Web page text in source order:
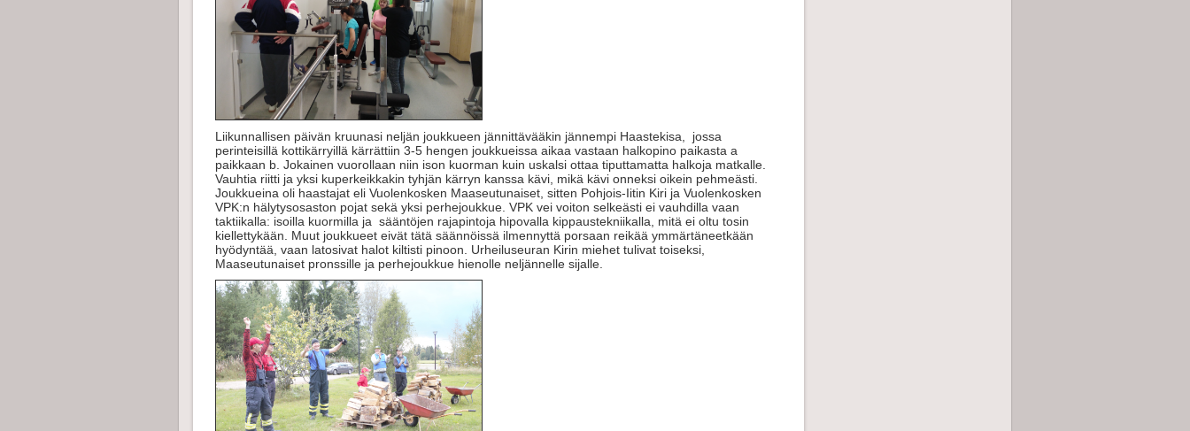
Liikunnallisen päivän kruunasi neljän joukkueen jännittävääkin jännempi Haastekisa, jossa
perinteisillä kottikärryillä kärrättiin 3-5 hengen joukkueissa aikaa vastaan halkopino paikasta a
paikkaan b. Jokainen vuorollaan niin ison kuorman kuin uskalsi ottaa tiputtamatta halkoja matkalle.
Vauhtia riitti ja yksi kuperkeikkakin tyhjän kärryn kanssa kävi, mikä kävi onneksi oikein pehmeästi.
Joukkueina oli haastajat eli Vuolenkosken Maaseutunaiset, sitten Pohjois-Iitin Kiri ja Vuolenkosken
VPK:n hälytysosaston pojat sekä yksi perhejoukkue. VPK vei voiton selkeästi ei vauhdilla vaan
taktiikalla: isoilla kuormilla ja sääntöjen rajapintoja hipovalla kippaustekniikalla, mitä ei oltu tosin
kiellettykään. Muut joukkueet eivät tätä säännöissä ilmennyttä porsaan reikää ymmärtäneetkään
hyödyntää, vaan latosivat halot kiltisti pinoon. Urheiluseuran Kirin miehet tulivat toiseksi,
Maaseutunaiset pronssille ja perhejoukkue hienolle neljännelle sijalle.